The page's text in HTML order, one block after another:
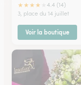
★★★★
4.4 (14)
3, place du 14 juillet
Voir la boutique